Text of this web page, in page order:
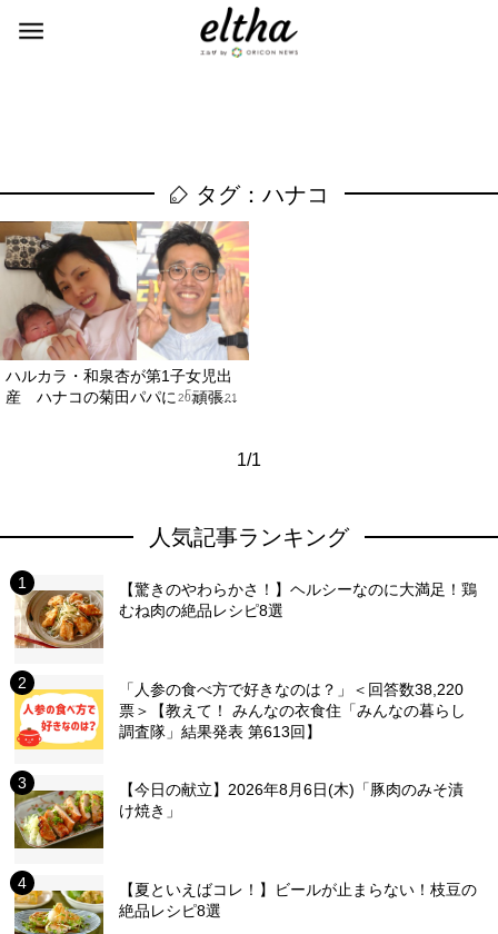
タグ：ハナコ
ハルカラ・和泉杏が第1子女児出
産 ハナコの菊田パパに「頑張...
2020.04.21
1/1
人気記事ランキング
【驚きのやわらかさ！】ヘルシーなのに大満足！鶏
むね肉の絶品レシピ8選
「人参の食べ方で好きなのは？」＜回答数38,220
票＞【教えて！ みんなの衣食住「みんなの暮らし
調査隊」結果発表 第613回】
【今日の献立】2026年8月6日(木)「豚肉のみそ漬
け焼き」
【夏といえばコレ！】ビールが止まらない！枝豆の
絶品レシピ8選